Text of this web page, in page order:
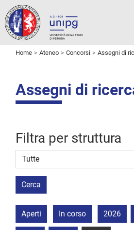
Home Ateneo Concorsi Assegni di
Assegni di
Filtra per struttura
Struttura stipulante
Cerca
Aperti In corso 2026